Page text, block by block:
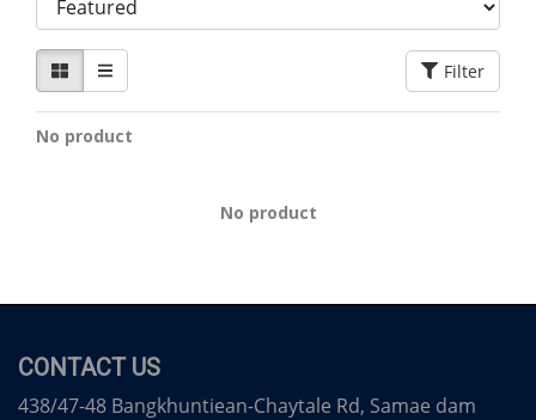
Filter
No product
No product
CONTACT US
438/47-48 Bangkhuntiean-Chaytale Rd, Samae dam